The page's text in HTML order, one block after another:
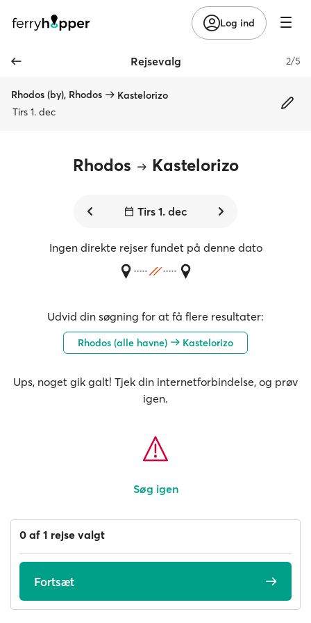
Log ind
Rejsevalg 2/5
Rhodos (by), Rhodos
Kastelorizo
Tirs 1. dec
Rhodos Kastelorizo
Tirs 1. dec
Ingen direkte rejser fundet på denne dato
Udvid din søgning for at få flere resultater:
Rhodos (alle havne) Kastelorizo
Ups, noget gik galt! Tjek din internetforbindelse, og prøv
igen.
Søg igen
0 af 1 rejse valgt
Fortsæt